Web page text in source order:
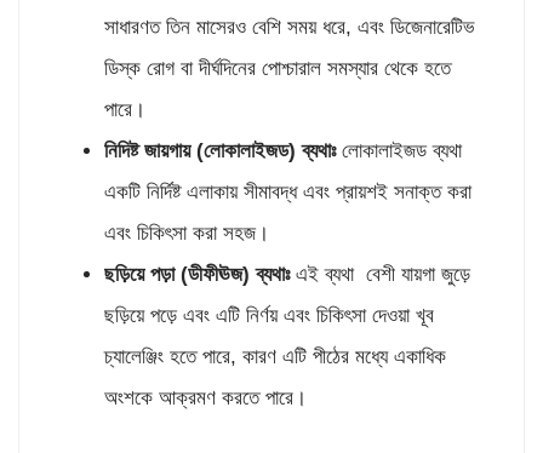
সাধারণত তিন মাসেরও বেশি সময় ধরে, এবং ডিজেনারেটিভ
ডিস্ক রোগ বা দীর্ঘদিনের পোশ্চারাল সমস্যার থেকে হতে
পারে।
নিদিষ্ট জায়গায় (লোকালাইজড)ব্যথাঃলোকালাইজড ব্যথা
একটি নির্দিষ্ট এলাকায় সীমাবদ্ধ এবং প্রায়শই সনাক্ত করা
এবং চিকিৎসা করা সহজ।
ছড়িয়ে পড়া (ডীফীঊজ) ব্যথাঃএই ব্যথা বেশী যায়গা জুড়ে
ছড়িয়ে পড়ে এবং এটি নির্ণয় এবং চিকিৎসা দেওয়া খূব
চ্যালেঞ্জিং হতে পারে, কারণ এটি পীঠের মধ্যে একাধিক
অংশকে আক্রমণ করতে পারে।